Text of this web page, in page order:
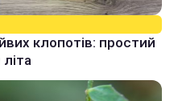
клопотів: простий